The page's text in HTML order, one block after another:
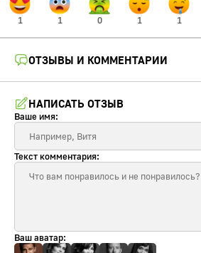
1 1 0 1 1
ОТЗЫВЫ И КОММЕНТАРИИ
НАПИСАТЬ ОТЗЫВ
Ваше имя:
Текст комментария:
Ваш аватар: